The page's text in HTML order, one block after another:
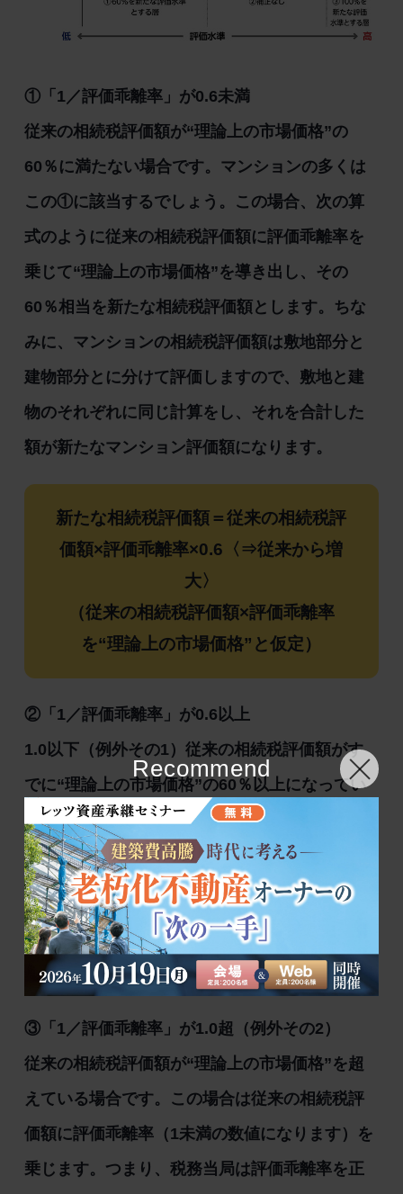
①「1／評価乖離率」が0.6未満
従来の相続税評価額が“理論上の市場価格”の
60％に満たない場合です。マンションの多くは
この①に該当するでしょう。この場合、次の算
式のように従来の相続税評価額に評価乖離率を
乗じて“理論上の市場価格”を導き出し、その
60％相当を新たな相続税評価額とします。ちな
みに、マンションの相続税評価額は敷地部分と
建物部分とに分けて評価しますので、敷地と建
物のそれぞれに同じ計算をし、それを合計した
額が新たなマンション評価額になります。
新たな相続税評価額＝従来の相続税評
価額×評価乖離率×0.6〈⇒従来から増
大〉
（従来の相続税評価額×評価乖離率
を“理論上の市場価格”と仮定）
②「1／評価乖離率」が0.6以上
1.0以下（例外その1）従来の相続税評価額がす
でに“理論上の市場価格”の60％以上になってい
る場合です。そのため、マンション評価額は従
来通りとします。
新たな相続税評価額＝従来の相続税評
価額〈⇒従来のまま据え置き〉
③「1／評価乖離率」が1.0超（例外その2）
従来の相続税評価額が“理論上の市場価格”を超
えている場合です。この場合は従来の相続税評
価額に評価乖離率（1未満の数値になります）を
乗じます。つまり、税務当局は評価乖離率を正
Recommend